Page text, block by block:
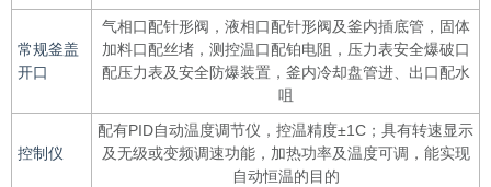
常规釜盖
开口
气相口配针形阀，液相口配针形阀及釜内插底管，固体
加料口配丝堵，测控温口配铂电阻，压力表安全爆破口
配压力表及安全防爆装置，釜内冷却盘管进、出口配水
咀
控制仪
配有PID自动温度调节仪，控温精度±1C；具有转速显示
及无级或变频调速功能，加热功率及温度可调，能实现
自动恒温的目的